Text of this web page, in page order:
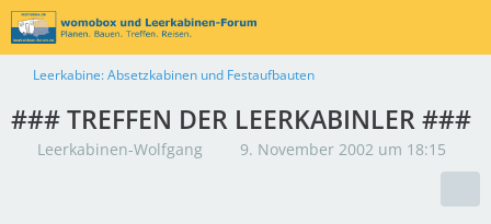
Leerkabine: Absetzkabinen und Festaufbauten
### TREFFEN DER LEERKABINLER ###
Leerkabinen-Wolfgang 9. November 2002 um 18:15